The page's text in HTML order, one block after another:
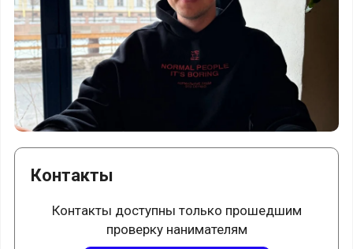
Контакты
Контакты доступны только прошедшим
проверку нанимателям